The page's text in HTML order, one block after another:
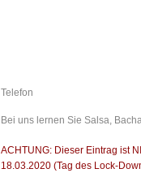
Telefon
Bei uns lernen Sie Salsa,
ACHTUNG: Dieser Eintrag ist
18.03.2020 (Tag des Lock-